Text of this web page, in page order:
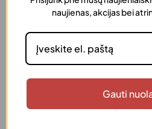
naujienas, akcijas bei
Gauti